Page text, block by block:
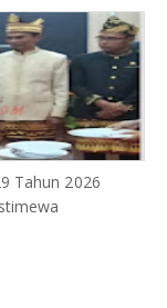
Tahun 2026